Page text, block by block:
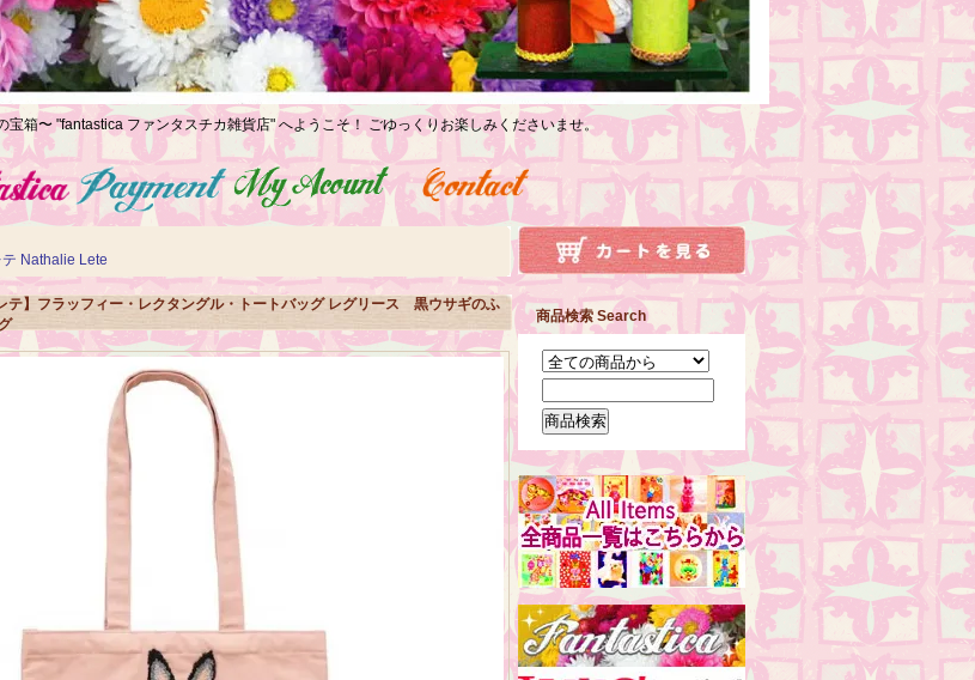
箱〜 "fantastica ファンタスチカ雑貨店" へようこそ！ ごゆっくりお楽しみくださいませ。
Nathalie Lete
テ】フラッフィー・レクタングル・トートバッグ レグリース 黒ウサギのふ
商品検索 Search